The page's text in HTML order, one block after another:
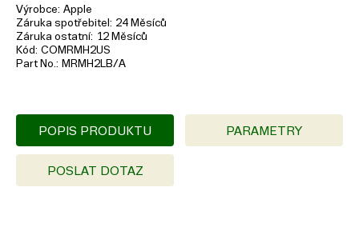
Výrobce Apple
Záruka spotřebitel
24 Měsíců
Záruka ostatní 12 Měsíců
Kód COMRMH2US
Part No.
MRMH2LB/A
POPIS PRODUKTU PARAMETRY
POSLAT DOTAZ